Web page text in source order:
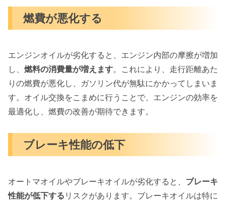
燃費が悪化する
エンジンオイルが劣化すると、エンジン内部の摩擦が増加
し、 燃料の消費量が増えます。これにより、走行距離あた
りの燃費が悪化し、ガソリン代が無駄にかかってしまいま
す。オイル交換をこまめに行うことで、エンジンの効率を
最適化し、燃費の改善が期待できます。
ブレーキ性能の低下
オートマオイルやブレーキオイルが劣化すると、 ブレーキ
性能が低下する リスクがあります。ブレーキオイルは特に